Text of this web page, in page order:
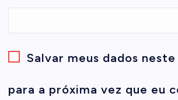
Salvar meus dados
para a próxima vez que eu